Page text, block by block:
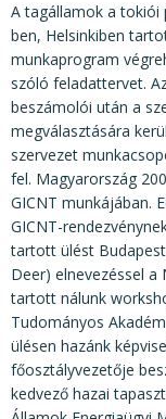
A tagállamok a tokiói
ben, Helsinkiben
munkaprogram
szóló feladattervet.
beszámolói után a
megválasztására
szervezet
fel. Magyarország
GICNT munkájában.
GICNT-
tartott ülést
Deer) elnevezéssel
tartott nálunk
Tudományos
ülésen hazánk
főosztályvezetője
kedvező hazai